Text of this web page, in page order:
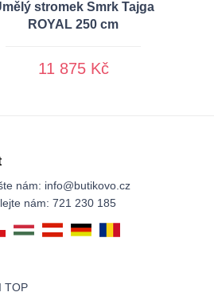
stromek Smrk Tajga
ROYAL 250 cm
11 875 Kč
nám: info@butikovo.cz
nám: 721 230 185